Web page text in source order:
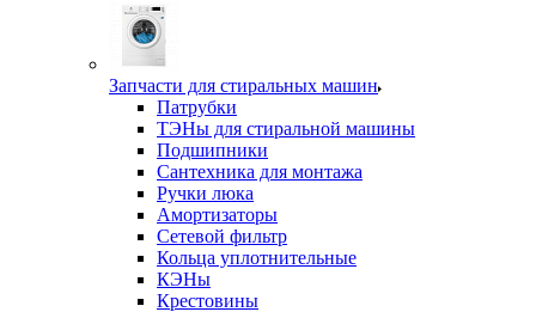
Запчасти для стиральных машин
Патрубки
ТЭНы для стиральной машины
Подшипники
Сантехника для монтажа
Ручки люка
Амортизаторы
Сетевой фильтр
Кольца уплотнительные
КЭНы
Крестовины